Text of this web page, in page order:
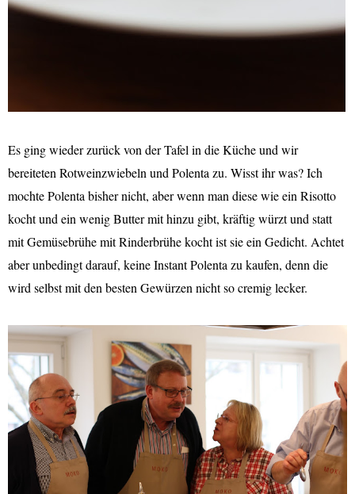
Es ging wieder zurück von der Tafel in die Küche und wir
bereiteten Rotweinzwiebeln und Polenta zu. Wisst ihr was? Ich
mochte Polenta bisher nicht, aber wenn man diese wie ein Risotto
kocht und ein wenig Butter mit hinzu gibt, kräftig würzt und statt
mit Gemüsebrühe mit Rinderbrühe kocht ist sie ein Gedicht. Achtet
aber unbedingt darauf, keine Instant Polenta zu kaufen, denn die
wird selbst mit den besten Gewürzen nicht so cremig lecker.